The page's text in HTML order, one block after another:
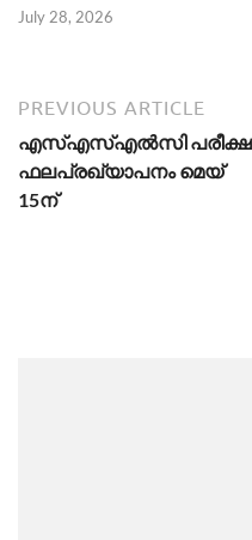
July 28, 2026
PREVIOUS ARTICLE
എ​​​​സ്എ​​​​സ്എ​​​​ൽ​​​​സി പരീക്ഷ
ഫ​​​​ല​​​​പ്ര​​​​ഖ്യാ​​​​പ​​​​നം മെയ്
15ന്